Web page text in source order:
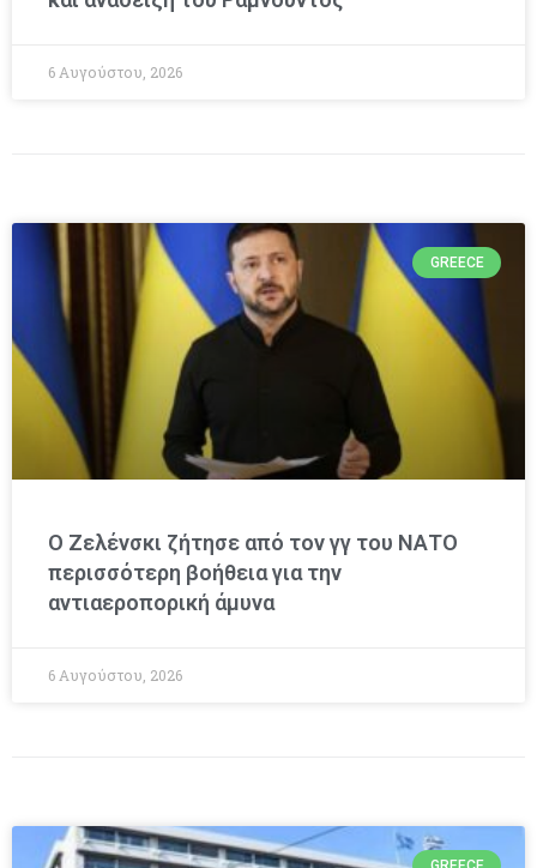
6 Αυγούστου, 2026
GREECE
Ο Ζελένσκι ζήτησε από τον γγ του ΝΑΤΟ
περισσότερη βοήθεια για την
αντιαεροπορική άμυνα
6 Αυγούστου, 2026